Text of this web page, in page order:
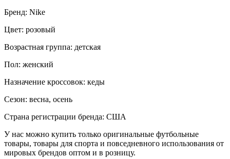
Бренд: Nike
Цвет: розовый
Возрастная группа: детская
Пол: женский
Назначение кроссовок: кеды
Сезон: весна, осень
Страна регистрации бренда: США
У нас можно купить только оригинальные футбольные
товары, товары для спорта и повседневного использования от
мировых брендов оптом и в розницу.